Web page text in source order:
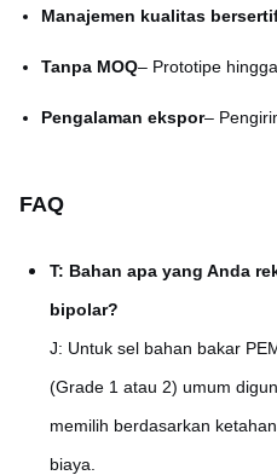
Manajemen kualitas
Tanpa MOQ– Prototipe
Pengalaman ekspor–
FAQ
T: Bahan apa yang Anda
bipolar?
J: Untuk sel bahan bakar
(Grade 1 atau 2) umum
memilih berdasarkan
biaya.